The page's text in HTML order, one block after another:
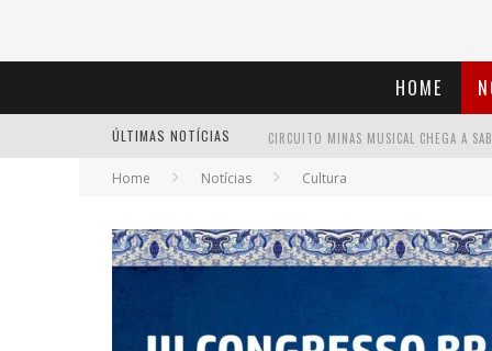
HOME
ÚLTIMAS NOTÍCIAS
YAN TRAZ A TURNÊ NACIONAL DO
Home Notícias Cultura